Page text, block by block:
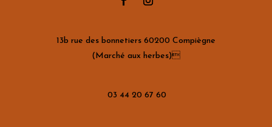
13b rue des bonnetiers 60200 Compiègne
(Marché aux herbes)
03 44 20 67 60